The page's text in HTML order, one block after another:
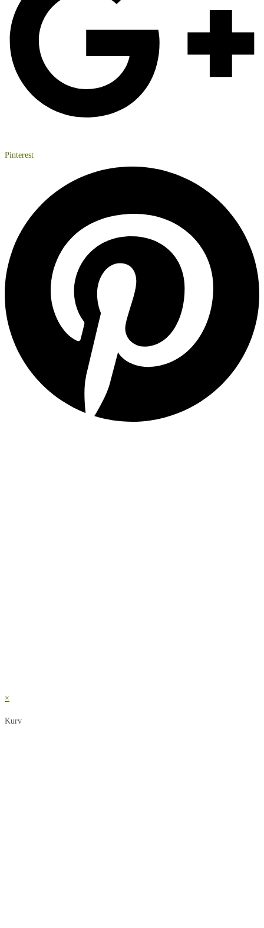
Pinterest
×
Kurv